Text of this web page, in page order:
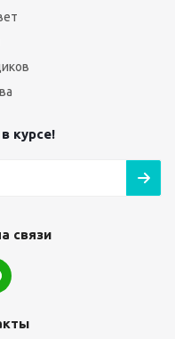
курсе!
связи